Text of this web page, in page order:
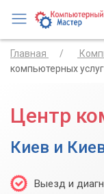
Главная
компьютерных услуг
Центр
Киев и
Выезд и